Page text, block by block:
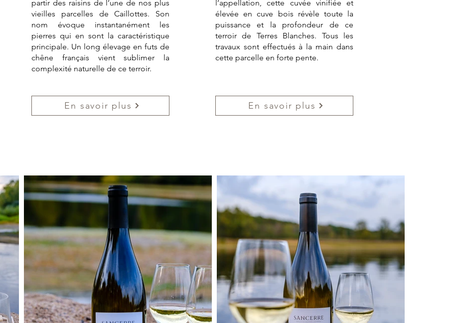
partir des raisins de l’une de nos plus
vieilles parcelles de Caillottes. Son
nom évoque instantanément les
pierres qui en sont la caractéristique
principale. Un long élevage en futs de
chêne français vient sublimer la
complexité naturelle de ce terroir.
En savoir plus
l’appellation, cette cuvée vinifiée et
élevée en cuve bois révèle toute la
puissance et la profondeur de ce
terroir de Terres Blanches. Tous les
travaux sont effectués à la main dans
cette parcelle en forte pente.
En savoir plus